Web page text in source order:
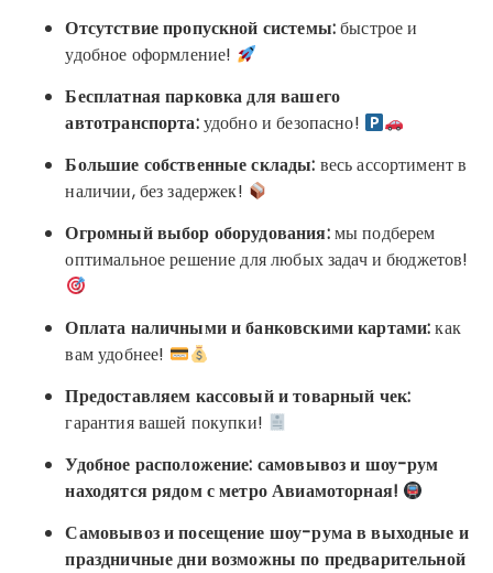
Отсутствие пропускной системы:быстрое и
удобное оформление!
Бесплатная парковка для вашего
автотранспорта:удобно и безопасно!
Большие собственные склады: весь ассортимент в
наличии, без задержек!
Огромный выбор оборудования:мы подберем
оптимальное решение для любых задач и бюджетов!
Оплата наличными и банковскими картами:как
вам удобнее!
Предоставляем кассовый и товарный чек:
гарантия вашей покупки!
Удобное расположение: самовывоз и шоу-рум
находятся рядом с метро Авиамоторная!
Самовывоз и посещение шоу-рума в выходные и
праздничные дни возможны по предварительной